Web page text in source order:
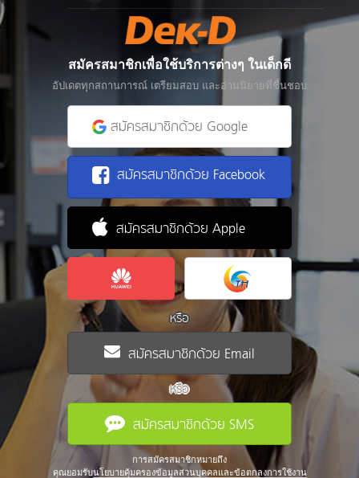
สมัครสมาชิกเพื่อใช้บริการต่างๆ ในเด็กดี
อัปเดตทุกสถานการณ์ เตรียมสอบ และอ่านนิยายที่ชื่นชอบ
สมัครสมาชิกด้วย Google
สมัครสมาชิกด้วย Facebook
สมัครสมาชิกด้วย Apple
หรือ
สมัครสมาชิกด้วย Email
หรือ
สมัครสมาชิกด้วย SMS
การสมัครสมาชิกหมายถึง
คุณยอมรับนโยบายคุ้มครองข้อมูลส่วนบุคคลและข้อตกลงการใช้งาน